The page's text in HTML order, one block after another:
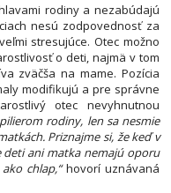
rodiny a nezabúdajú
nesú zodpovednosť za
stresujúce. Otec možno
o deti, najmä v tom
zväčša na mame. Pozícia
modifikujú a pre správne
otec nevyhnutnou
rodiny, len sa nesmie
Priznajme si, že keď v
deti ani matka nemajú oporu
chlap,“hovorí uznávaná